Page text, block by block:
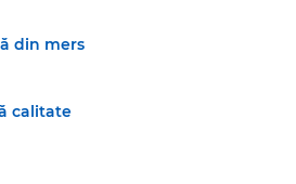
din mers
calitate